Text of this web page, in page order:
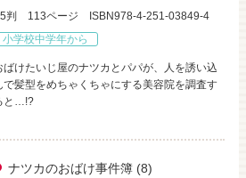
判
113ページ
ISBN978-4-251-03849-4
小学校中学年から
ばけたいじ屋のナツカとパパが、人を誘い込
で髪型をめちゃくちゃにする美容院を調査す
と…!?
ナツカのおばけ事件簿(8)